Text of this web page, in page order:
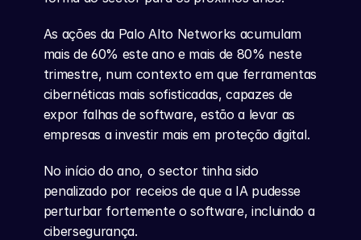
As ações da Palo Alto Networks acumulam
mais de 60% este ano e mais de 80% neste
trimestre, num contexto em que ferramentas
cibernéticas mais sofisticadas, capazes de
expor falhas de software, estão a levar as
empresas a investir mais em proteção digital.
No início do ano, o sector tinha sido
penalizado por receios de que a IA pudesse
perturbar fortemente o software, incluindo a
cibersegurança.